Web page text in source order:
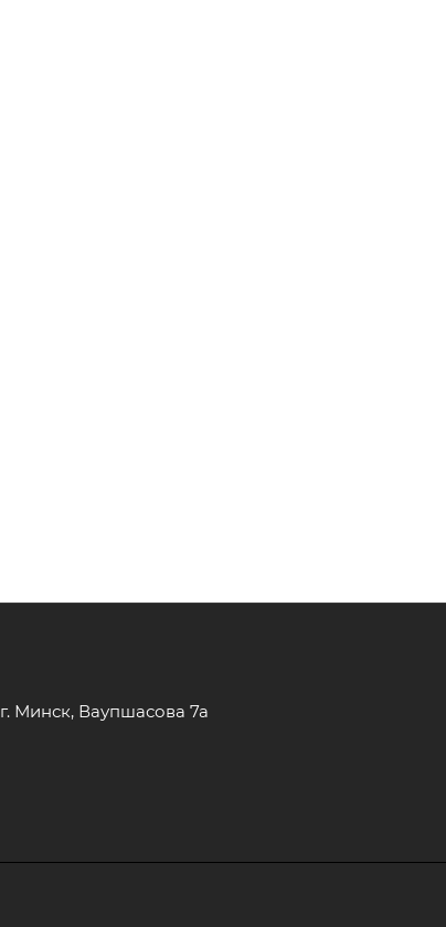
г. Минск, Ваупшасова 7а